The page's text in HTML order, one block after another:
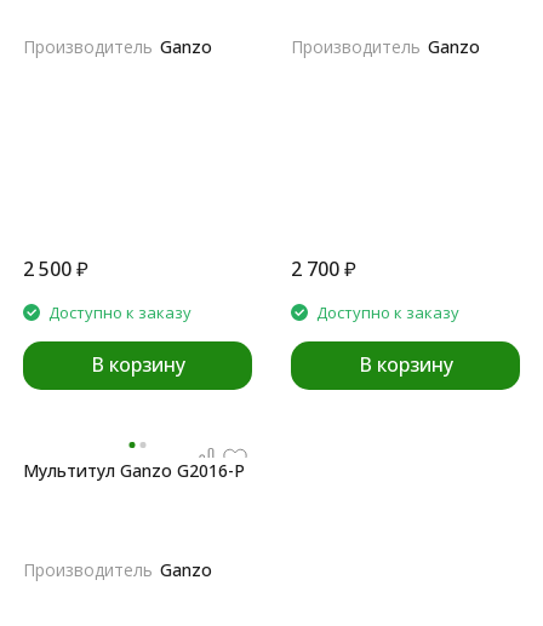
Производитель Ganzo
2 500₽
Доступно к заказу
В корзину
Производитель Ganzo
2 700₽
Доступно к заказу
В корзину
Мультитул Ganzo G2016-P
Производитель Ganzo